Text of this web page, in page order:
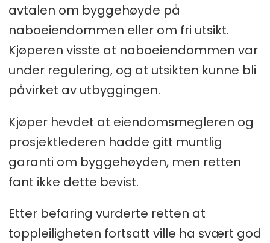
avtalen om byggehøyde på
naboeiendommen eller om fri utsikt.
Kjøperen visste at naboeiendommen var
under regulering, og at utsikten kunne bli
påvirket av utbyggingen.
Kjøper hevdet at eiendomsmegleren og
prosjektlederen hadde gitt muntlig
garanti om byggehøyden, men retten
fant ikke dette bevist.
Etter befaring vurderte retten at
toppleiligheten fortsatt ville ha svært god